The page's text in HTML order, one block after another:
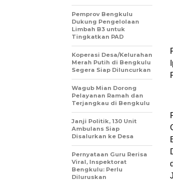
Pemprov Bengkulu
Dukung Pengelolaan
Limbah B3 untuk
Tingkatkan PAD
Koperasi Desa/Kelurahan
Merah Putih di Bengkulu
Segera Siap Diluncurkan
Wagub Mian Dorong
Pelayanan Ramah dan
Terjangkau di Bengkulu
Janji Politik, 130 Unit
Ambulans Siap
Disalurkan ke Desa
Pernyataan Guru Rerisa
Viral, Inspektorat
Bengkulu: Perlu
Diluruskan